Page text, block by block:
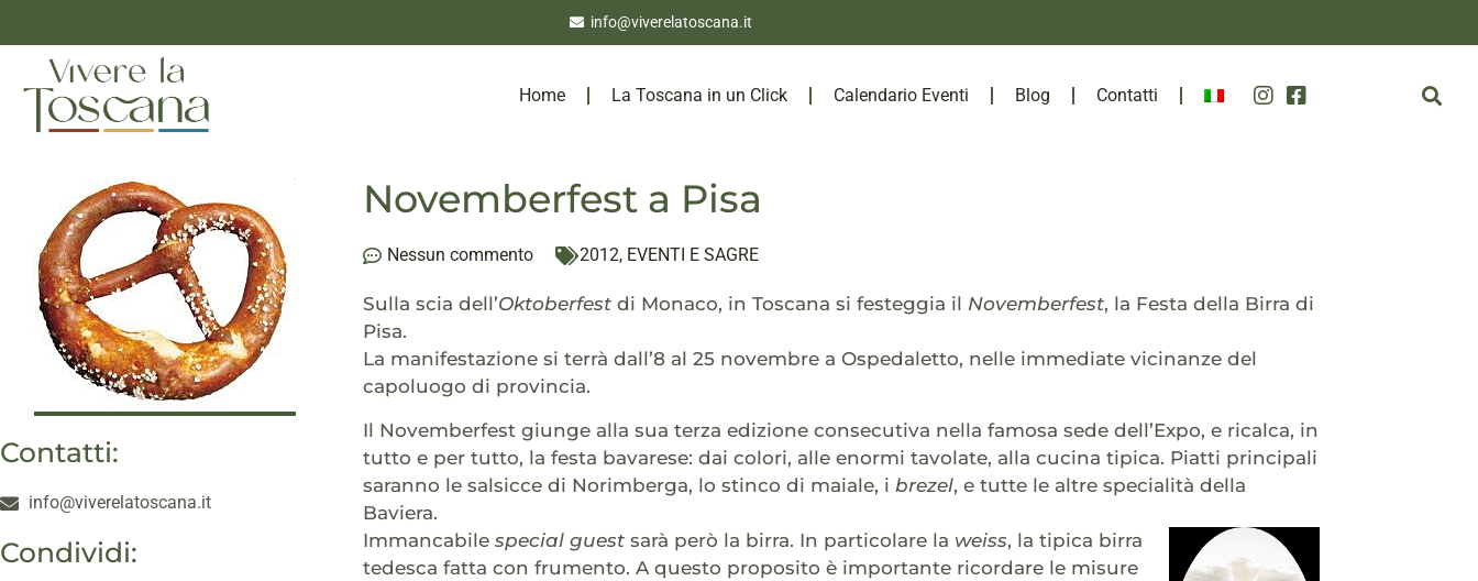
info@viverelatoscana.it
Home La Toscana in un Click Calendario Eventi Blog Contatti
Contatti:
info@viverelatoscana.it
Condividi:
Novemberfest a Pisa
Nessun commento 2012, EVENTI E SAGRE
Sulla scia dell’Oktoberfest di Monaco, in Toscana si festeggia il Novemberfest, la Festa della Birra di
Pisa.
La manifestazione si terrà dall’8 al 25 novembre a Ospedaletto, nelle immediate vicinanze del
capoluogo di provincia.
Il Novemberfest giunge alla sua terza edizione consecutiva nella famosa sede dell’Expo, e ricalca, in
tutto e per tutto, la festa bavarese: dai colori, alle enormi tavolate, alla cucina tipica. Piatti principali
saranno le salsicce di Norimberga, lo stinco di maiale, i brezel, e tutte le altre specialità della
Baviera.
Immancabile special guest sarà però la birra. In particolare la weiss, la tipica birra
tedesca fatta con frumento. A questo proposito è importante ricordare le misure